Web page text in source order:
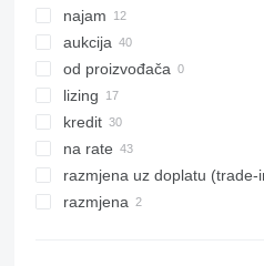
336
340
345
349
350
365
374
375
ZX360
ZX400
ZX450
ZX470
ZX490
ZX520
ZX530
ZX650
najam
aukcija
od proizvođača
lizing
kredit
na rate
razmjena uz doplatu (trade-
razmjena